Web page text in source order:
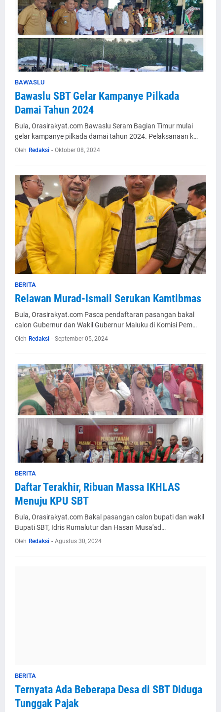
BAWASLU
Bawaslu SBT Gelar Kampanye Pilkada
Damai Tahun 2024
Bula, Orasirakyat.com Bawaslu Seram Bagian Timur mulai
gelar kampanye pilkada damai tahun 2024. Pelaksanaan k…
Oleh Redaksi - Oktober 08, 2024
BERITA
Relawan Murad-Ismail Serukan Kamtibmas
Bula, Orasirakyat.com Pasca pendaftaran pasangan bakal
calon Gubernur dan Wakil Gubernur Maluku di Komisi Pem…
Oleh Redaksi - September 05, 2024
BERITA
Daftar Terakhir, Ribuan Massa IKHLAS
Menuju KPU SBT
Bula, Orasirakyat.com Bakal pasangan calon bupati dan wakil
Bupati SBT, Idris Rumalutur dan Hasan Musa'ad…
Oleh Redaksi - Agustus 30, 2024
BERITA
Ternyata Ada Beberapa Desa di SBT Diduga
Tunggak Pajak